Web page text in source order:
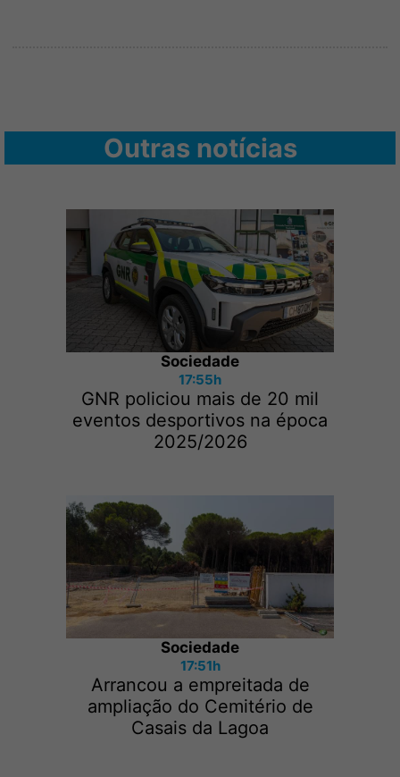
Outras notícias
Sociedade
17:55h
GNR policiou mais de 20 mil
eventos desportivos na época
2025/2026
Sociedade
17:51h
Arrancou a empreitada de
ampliação do Cemitério de
Casais da Lagoa